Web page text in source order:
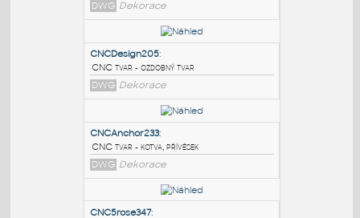
PODOBNÉ BLOKY:
CNCrosette412:
CNC tvar - rozeta
DWG Dekorace
CNCDesign205:
CNC tvar - ozdobný tvar